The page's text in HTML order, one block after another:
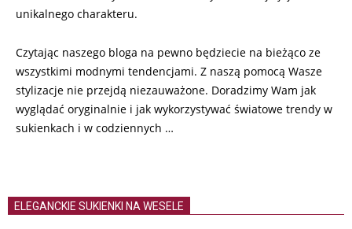
unikalnego charakteru.
Czytając naszego bloga na pewno będziecie na bieżąco ze
wszystkimi modnymi tendencjami. Z naszą pomocą Wasze
stylizacje nie przejdą niezauważone. Doradzimy Wam jak
wyglądać oryginalnie i jak wykorzystywać światowe trendy w
sukienkach i w codziennych …
ELEGANCKIE SUKIENKI NA WESELE